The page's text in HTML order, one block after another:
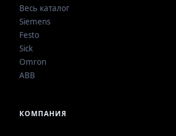
Весь каталог
Siemens
Festo
Sick
Omron
ABB
КОМПАНИЯ